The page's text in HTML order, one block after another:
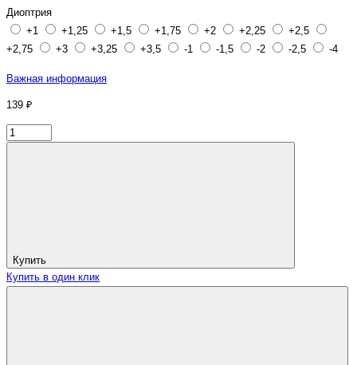
Диоптрия
+1
+1,25 +1,5 +1,75 +2 +2,25
+2,5
+2,75
+3 +3,25 +3,5 -1 -1,5 -2 -2,5 -4
Важная информация
139 ₽
Купить
Купить в один клик